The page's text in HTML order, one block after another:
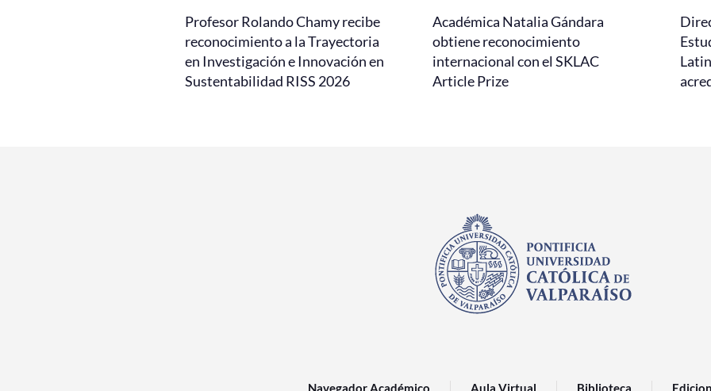
Profesor Rolando Chamy recibe
reconocimiento a la Trayectoria
en Investigación e Innovación en
Sustentabilidad RISS 2026
Académica Natalia Gándara
obtiene reconocimiento
internacional con el SKLAC
Article Prize
Navegador Académico Aula Virtual Biblioteca